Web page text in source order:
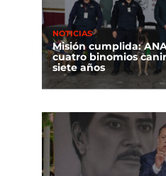
NOTICIAS
Misión cumplida:
cuatro binomios
siete años